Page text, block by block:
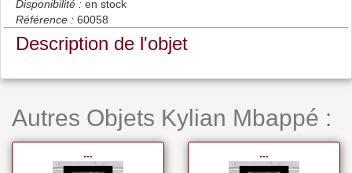
Disponibilité : en stock
Référence : 60058
Description de l'objet
Autres Objets Kylian Mbappé :
... ...